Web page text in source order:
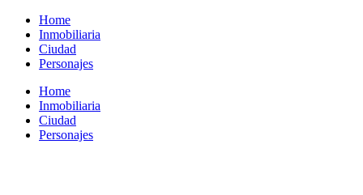
contenido
Home
Inmobiliaria
Ciudad
Personajes
Home
Inmobiliaria
Ciudad
Personajes